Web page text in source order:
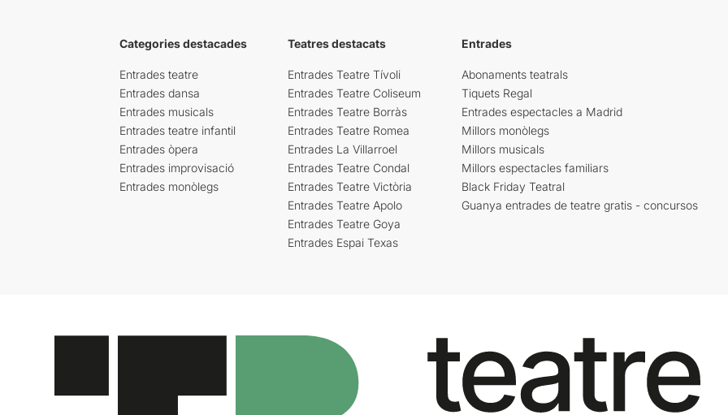
Categories destacades
Entrades teatre
Entrades dansa
Entrades musicals
Entrades teatre infantil
Entrades òpera
Entrades improvisació
Entrades monòlegs
Teatres destacats
Entrades Teatre Tívoli
Entrades Teatre Coliseum
Entrades Teatre Borràs
Entrades Teatre Romea
Entrades La Villarroel
Entrades Teatre Condal
Entrades Teatre Victòria
Entrades Teatre Apolo
Entrades Teatre Goya
Entrades Espai Texas
Entrades
Abonaments teatrals
Tiquets Regal
Entrades espectacles a Madrid
Millors monòlegs
Millors musicals
Millors espectacles familiars
Black Friday Teatral
Guanya entrades de teatre gratis - concursos